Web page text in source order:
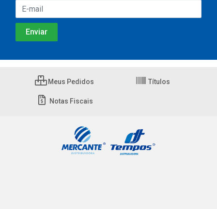
Meus Pedidos Títulos
Notas Fiscais